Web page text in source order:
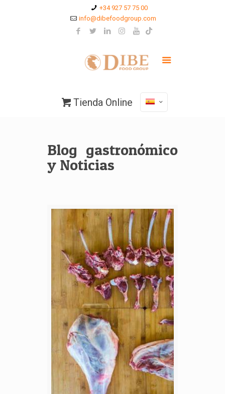
+34 927 57 75 00
info@dibefoodgroup.com
Tienda Online
Blog gastronómico
y Noticias